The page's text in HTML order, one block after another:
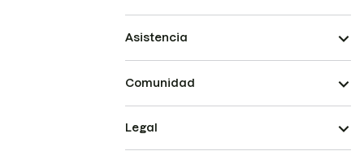
Asistencia
Comunidad
Legal